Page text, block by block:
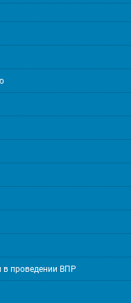
в проведении ВПР